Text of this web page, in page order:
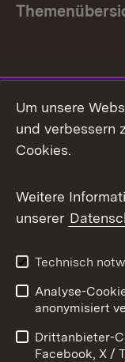
Facebook
X / Twitter
Youtube
Impressum
Barrierefreiheit
Um unsere
und verbessern
Cookies.
Weitere
unserer
Technisch
Analyse-
anonymisiert
Drittanbieter-
Facebook, X /